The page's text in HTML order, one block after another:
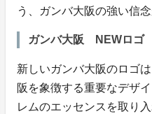
う、ガンバ大阪の強い信
ガンバ大阪 NEWロゴ
新しいガンバ大阪のロゴ
阪を象徴する重要なデザ
レムのエッセンスを取り